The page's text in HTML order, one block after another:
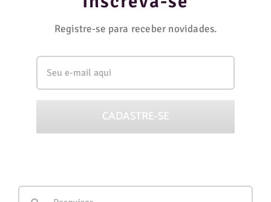
Registre-se para receber novidades.